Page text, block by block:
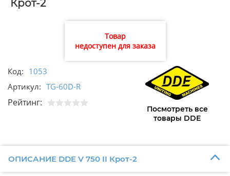
Крот-2
Товар
недоступен для заказа
Код: 1053
Артикул: TG-60D-R
Рейтинг:
Посмотреть все
товары DDE
ОПИСАНИЕ DDE V 750 II Крот-2